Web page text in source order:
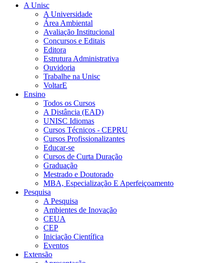
A Unisc
A Universidade
Área Ambiental
Avaliação Institucional
Concursos e Editais
Editora
Estrutura Administrativa
Ouvidoria
Trabalhe na Unisc
VoltarE
Ensino
Todos os Cursos
A Distância (EAD)
UNISC Idiomas
Cursos Técnicos - CEPRU
Cursos Profissionalizantes
Educar-se
Cursos de Curta Duração
Graduação
Mestrado e Doutorado
MBA, Especialização E Aperfeiçoamento
Pesquisa
A Pesquisa
Ambientes de Inovação
CEUA
CEP
Iniciação Científica
Eventos
Extensão